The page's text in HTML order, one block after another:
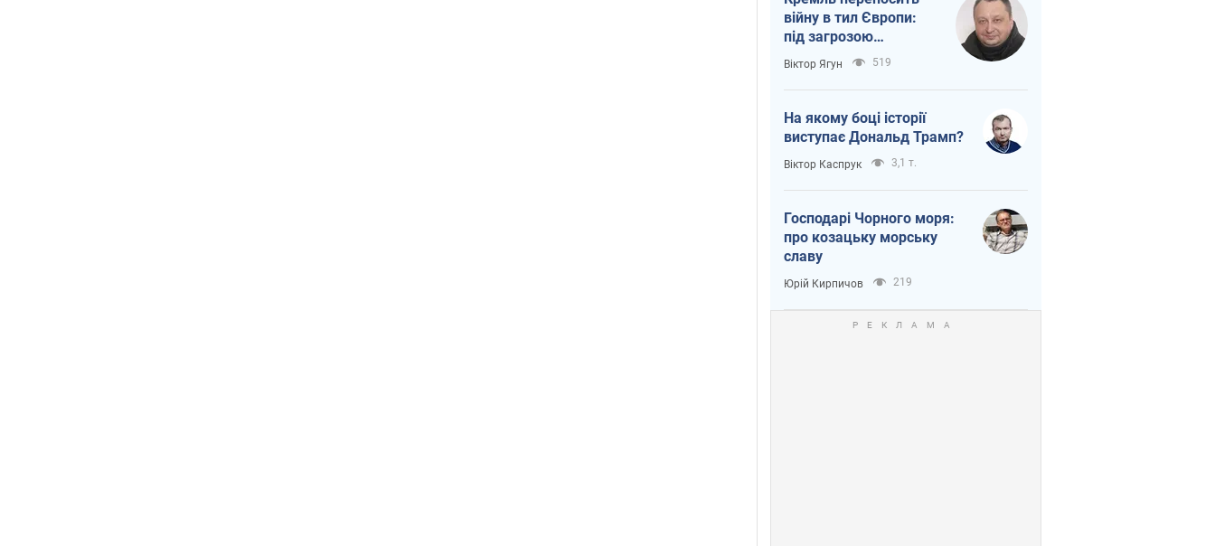
війну в тил Європи:
під загрозою
критична логістика
Віктор Ягун 519
На якому боці історії
виступає Дональд Трамп?
Віктор Каспрук 3,1 т.
Господарі Чорного моря:
про козацьку морську
славу
Юрій Кирпичов 219